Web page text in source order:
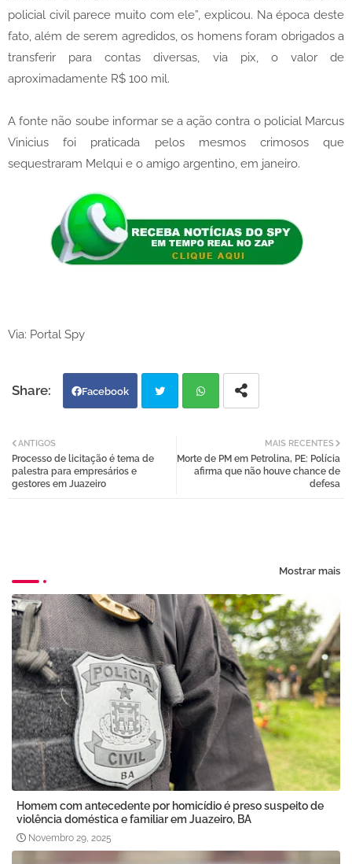
policial civil parece muito com ele”, explicou. Na época deste
fato, além de serem agredidos, os homens foram obrigados a
transferir para contas diversas, via pix, o valor de
aproximadamente R$ 100 mil.
A fonte não soube informar se a ação contra o policial Marcus
Vinicius foi praticada pelos mesmos crimosos que
sequestraram Melqui e o amigo argentino, em janeiro.
Via: Portal Spy
Facebook
tter atsa
MAIS RECENTES
Morte de PM em Petrolina, PE: Polícia
afirma que não houve chance de
defesa
ANTIGOS
Processo de licitação é tema de
palestra para empresários e
gestores em Juazeiro
Mostrar mais
Homem com antecedente por homicídio é preso suspeito de
violência doméstica e familiar em Juazeiro, BA
Novembro 29, 2025